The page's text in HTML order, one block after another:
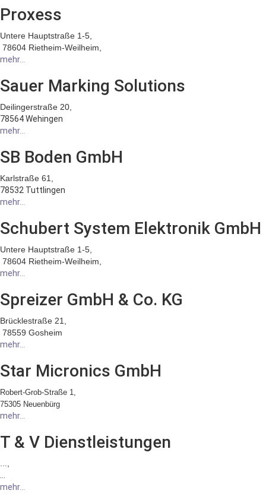
Proxess
Untere Hauptstraße 1-5,
78604 Rietheim-Weilheim,
mehr...
Sauer Marking Solutions
Deilingerstraße 20,
78564 Wehingen
mehr...
SB Boden GmbH
Karlstraße 61,
78532 Tuttlingen
mehr...
Schubert System Elektronik GmbH
Untere Hauptstraße 1-5,
78604 Rietheim-Weilheim,
mehr...
Spreizer GmbH & Co. KG
Brücklestraße 21,
78559 Gosheim
mehr...
Star Micronics GmbH
Robert-Grob-Straße 1,
75305 Neuenbürg
mehr...
T & V Dienstleistungen
mehr...